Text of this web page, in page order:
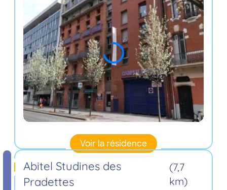
Voir la résidence
Abitel Studines des
Pradettes
(7,7
km)